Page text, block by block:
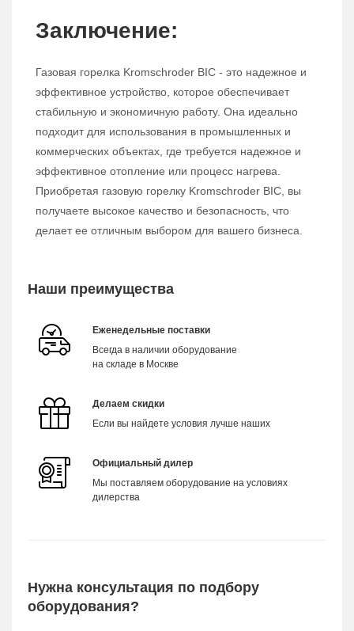
Заключение:
Газовая горелка Kromschroder BIC - это надежное и
эффективное устройство, которое обеспечивает
стабильную и экономичную работу. Она идеально
подходит для использования в промышленных и
коммерческих объектах, где требуется надежное и
эффективное отопление или процесс нагрева.
Приобретая газовую горелку Kromschroder BIC, вы
получаете высокое качество и безопасность, что
делает ее отличным выбором для вашего бизнеса.
Наши преимущества
Еженедельные поставки
Всегда в наличии оборудование
на складе в Москве
Делаем скидки
Если вы найдете условия лучше наших
Официальный дилер
Мы поставляем оборудование на условиях
дилерства
Нужна консультация по подбору
оборудования?